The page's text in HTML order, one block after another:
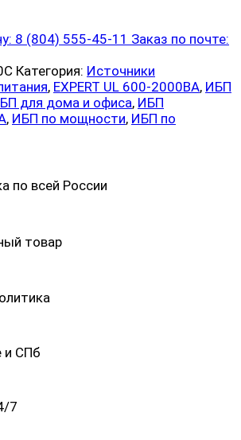
8 (804) 555-45-11 Заказ по почте:
Категория: Источники
, EXPERT UL 600-2000ВА, ИБП
для дома и офиса, ИБП
, ИБП по мощности, ИБП по
по всей России
товар
и СПб
7